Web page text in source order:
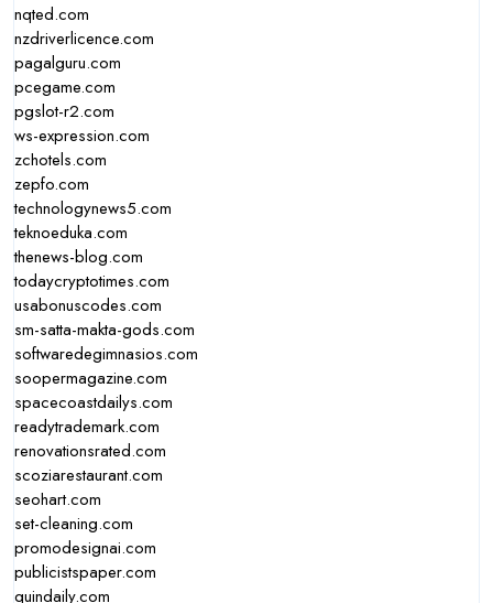
nqted.com
nzdriverlicence.com
pagalguru.com
pcegame.com
pgslot-r2.com
ws-expression.com
zchotels.com
zepfo.com
technologynews5.com
teknoeduka.com
thenews-blog.com
todaycryptotimes.com
usabonuscodes.com
sm-satta-makta-gods.com
softwaredegimnasios.com
soopermagazine.com
spacecoastdailys.com
readytrademark.com
renovationsrated.com
scoziarestaurant.com
seohart.com
set-cleaning.com
promodesignai.com
publicistspaper.com
quindaily.com